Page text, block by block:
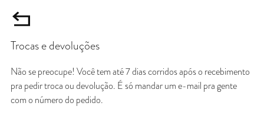
Trocas e devoluções
Não se preocupe! Você tem até 7 dias corridos após o recebimento
pra pedir troca ou devolução. É só mandar um e-mail pra gente
com o número do pedido.